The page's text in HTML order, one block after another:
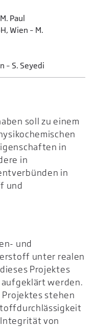
Paul
Wien – M.
– S. Seyedi
soll zu einem
in
in
in
und
und
unter realen
Projektes
werden.
stehen
von